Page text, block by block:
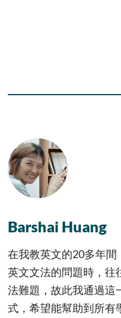
Barshai Huang
在我教英文的20多年
英文文法的問題時，往
法難題，故此我通過這
式，希望能幫助到所有